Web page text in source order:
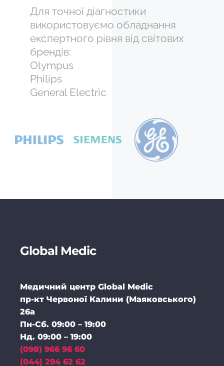
Для точної діагностики
використовуємо обладнання
експертного рівня від світових
брендів:
Olympus
Philips
General Electric
Global Medic
Медичний центр Global Medic
пр-кт Червоної Калини (Маяковського)
26а
Пн-Сб. 09:00 – 19:00
Нд. 09:00 – 19:00
(098) 966 96 60
(044) 294 62 62